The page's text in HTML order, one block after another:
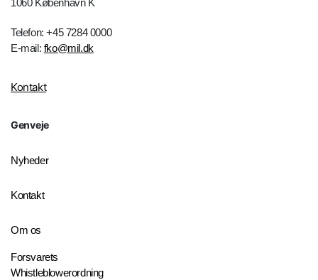
1060 København K
Telefon: +45 7284 0000
E-mail: fko@mil.dk
Kontakt
Genveje
Nyheder
Kontakt
Om os
Forsvarets
Whistleblowerordning